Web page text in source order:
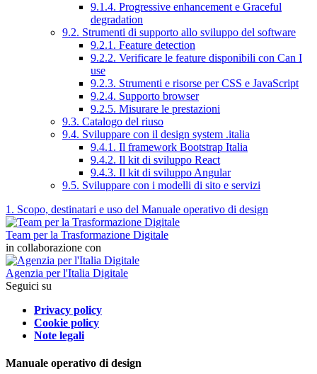
9.1.4. Progressive enhancement e Graceful
degradation
9.2. Strumenti di supporto allo sviluppo del software
9.2.1. Feature detection
9.2.2. Verificare le feature disponibili con Can I
use
9.2.3. Strumenti e risorse per CSS e JavaScript
9.2.4. Supporto browser
9.2.5. Misurare le prestazioni
9.3. Catalogo del riuso
9.4. Sviluppare con il design system .italia
9.4.1. Il framework Bootstrap Italia
9.4.2. Il kit di sviluppo React
9.4.3. Il kit di sviluppo Angular
9.5. Sviluppare con i modelli di sito e servizi
1. Scopo, destinatari e uso del Manuale operativo di design
Team per la Trasformazione Digitale
in collaborazione con
Agenzia per l'Italia Digitale
Seguici su
Privacy policy
Cookie policy
Note legali
Manuale operativo di design